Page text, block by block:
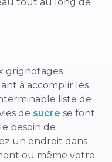
grignotages
à accomplir les
liste de
de sucre se font
besoin de
un endroit dans
ou même votre